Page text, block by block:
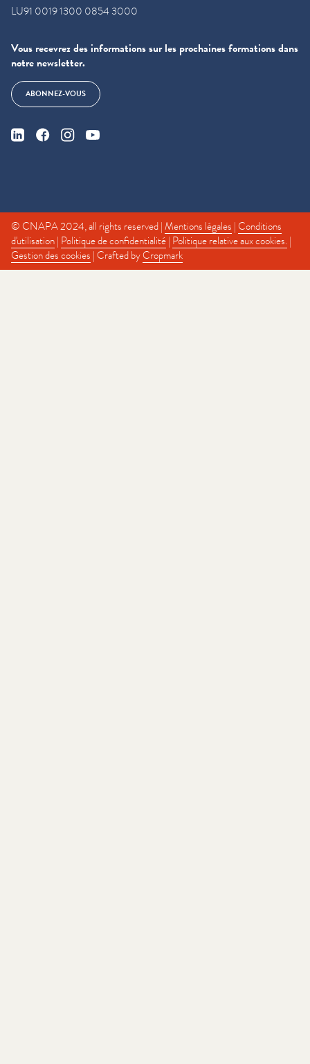
LU91 0019 1300 0854 3000
Vous recevrez des informations sur les prochaines formations dans
notre newsletter.
ABONNEZ-VOUS
© CNAPA 2024, all rights reserved |Mentions légales |Conditions
d'utilisation| Politique de confidentialité| Politique relative aux cookies.|
Gestion des cookies | Crafted byCropmark